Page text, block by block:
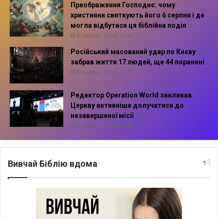
Преображення Господнє: чому
християни святкують його 6 серпня і де
могла відбутися ця біблійна подія
6 Серпня, 2026, 13:42
Російський масований удар по Києву
забрав життя 17 людей, ще 44 поранені
5 Серпня, 2026, 11:16
Редактор Operation World закликав
Церкву активніше долучатися до
незавершеної місії
5 Серпня, 2026, 10:14
Вивчай Біблію вдома